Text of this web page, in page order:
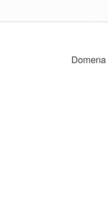
Domena